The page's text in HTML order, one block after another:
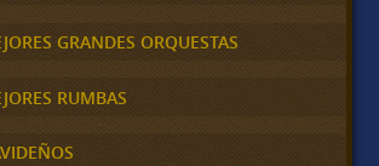
GRANDES ORQUESTAS
RUMBAS